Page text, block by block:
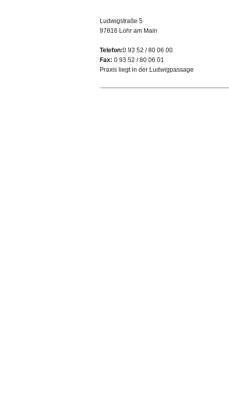
Ludwigstraße 5
97816 Lohr am Main
Telefon:0 93 52 / 80 06 00
Fax: 0 93 52 / 80 06 01
Praxis liegt in der Ludwigpassage